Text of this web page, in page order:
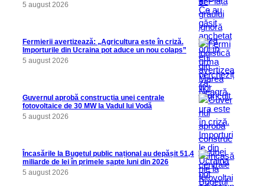
5 august 2026
Fermierii avertizează: „Agricultura este în criză.
Importurile din Ucraina pot aduce un nou colaps”
5 august 2026
Guvernul aprobă construcția unei centrale
fotovoltaice de 30 MW la Vadul lui Vodă
5 august 2026
Încasările la Bugetul public național au depășit 51,4
miliarde de lei în primele șapte luni din 2026
5 august 2026